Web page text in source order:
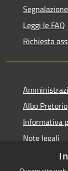
Leggi le FAQ
Richiesta
Albo Pretorio
Informativa
Note legali